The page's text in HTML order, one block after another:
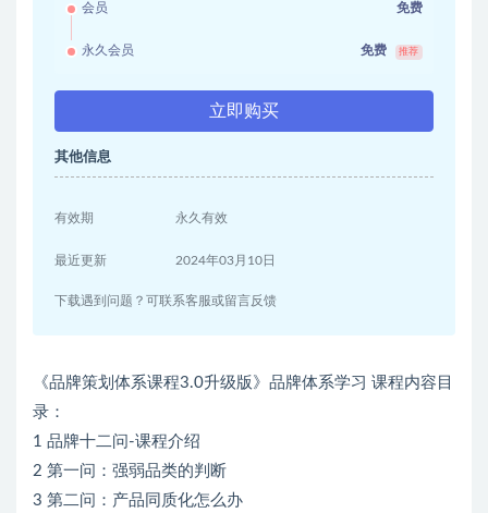
会员 免费
永久会员 免费 推荐
立即购买
其他信息
有效期 永久有效
最近更新 2024年03月10日
下载遇到问题？可联系客服或留言反馈
《品牌策划体系课程3.0升级版》品牌体系学习 课程内容目
录：
1 品牌十二问-课程介绍
2 第一问：强弱品类的判断
3 第二问：产品同质化怎么办